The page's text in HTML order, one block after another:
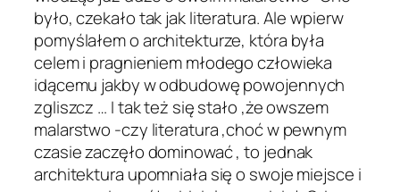
było, czekało tak jak literatura. Ale wpierw
pomyślałem o architekturze, która była
celem i pragnieniem młodego człowieka
idącemu jakby w odbudowę powojennych
zgliszcz … I tak też się stało ,że owszem
malarstwo -czy literatura ,choć w pewnym
czasie zaczęło dominować , to jednak
architektura upomniała się o swoje miejsce i